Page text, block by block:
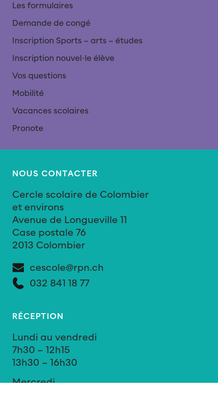
Les formulaires
Demande de congé
Inscription Sports – arts – études
Inscription nouvel∙le élève
Vos questions
Mobilité
Vacances scolaires
Pronote
NOUS CONTACTER
Cercle scolaire de Colombier
et environs
Avenue de Longueville 11
Case postale 76
2013 Colombier
cescole@rpn.ch
032 841 18 77
RÉCEPTION
Lundi au vendredi
7h30 – 12h15
13h30 – 16h30
Mercredi